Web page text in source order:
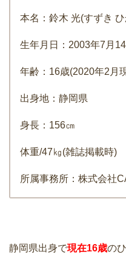
本名：鈴木 光(すずき
生年月日：2003年7月14
年齢：16歳(2020年2月
出身地：静岡県
身長：156㎝
体重/47㎏(雑誌掲載時)
所属事務所：株式会社
静岡県出身で現在16歳の